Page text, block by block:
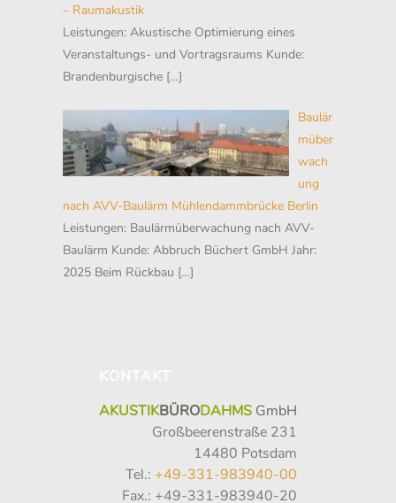
– Raumakustik
Leistungen: Akustische Optimierung eines
Veranstaltungs- und Vortragsraums Kunde:
Brandenburgische […]
Baulär
müber
wach
ung
nach AVV-Baulärm Mühlendammbrücke Berlin
Leistungen: Baulärmüberwachung nach AVV-
Baulärm Kunde: Abbruch Büchert GmbH Jahr:
2025 Beim Rückbau […]
AKUSTIKBÜRODAHMS GmbH
Großbeerenstraße 231
14480 Potsdam
Tel.: +49-331-983940-00
Fax.: +49-331-983940-20